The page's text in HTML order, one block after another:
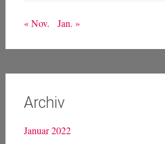
Kalender
1 2
5
12
13
19
20